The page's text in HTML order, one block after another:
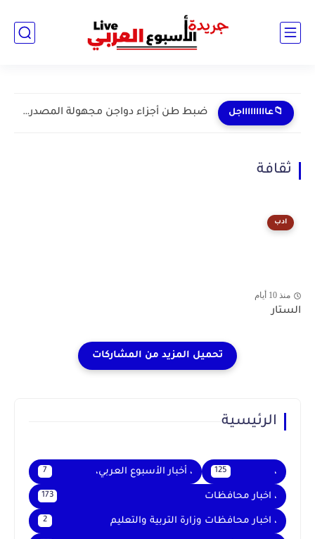
📁عاااااااااجل ضبط طن أجزاء دواجن مجهولة المصدر داخل مخزن غير مرخص...
ثقافة
ادب
منذ 10 أيام
الستار
الرئيسية
، 125 ، أخبار الأسبوع العربي، 7
، اخبار محافظات 173
، اخبار محافظات وزارة التربية والتعليم 2